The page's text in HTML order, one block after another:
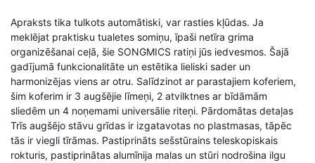
Apraksts tika tulkots automātiski, var rasties kļūdas. Ja
meklējat praktisku tualetes somiņu, īpaši netīra grima
organizēšanai ceļā, šie SONGMICS ratiņi jūs iedvesmos. Šajā
gadījumā funkcionalitāte un estētika lieliski sader un
harmonizējas viens ar otru. Salīdzinot ar parastajiem koferiem,
šim koferim ir 3 augšējie līmeņi, 2 atvilktnes ar bīdāmām
sliedēm un 4 noņemami universālie riteņi. Pārdomātas detaļas
Trīs augšējo stāvu grīdas ir izgatavotas no plastmasas, tāpēc
tās ir viegli tīrāmas. Pastiprināts sešstūrains teleskopiskais
rokturis, pastiprinātas alumīnija malas un stūri nodrošina ilgu